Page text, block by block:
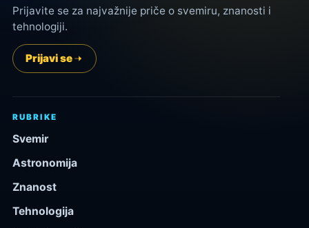
Prijavite se za najvažnije priče o svemiru, znanosti i
tehnologiji.
Prijavi se
RUBRIKE
Svemir
Astronomija
Znanost
Tehnologija